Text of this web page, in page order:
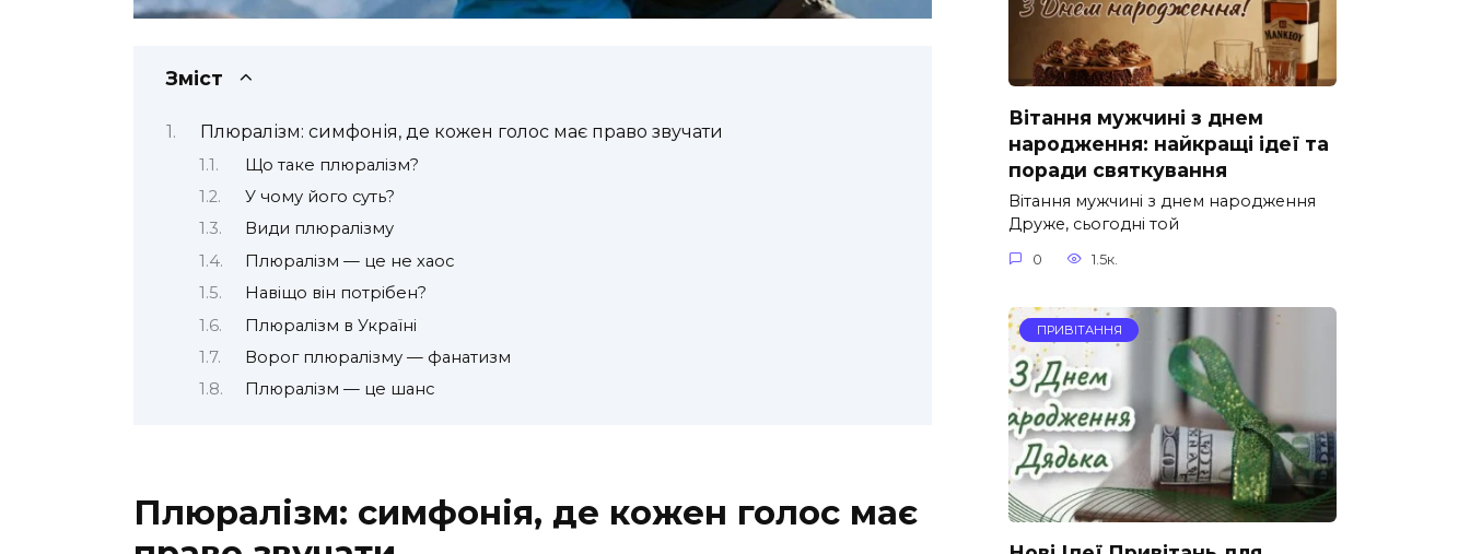
Зміст
Плюралізм: симфонія, де кожен голос має право звучати
Що таке плюралізм?
У чому його суть?
Види плюралізму
Плюралізм — це не хаос
Навіщо він потрібен?
Плюралізм в Україні
Ворог плюралізму — фанатизм
Плюралізм — це шанс
Плюралізм: симфонія, де кожен голос має
Вітання мужчині з днем
народження: найкращі ідеї та
поради святкування
Вітання мужчині з днем народження
Друже, сьогодні той
0 1.5к.
ПРИВІТАННЯ